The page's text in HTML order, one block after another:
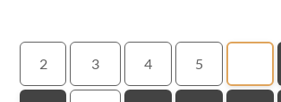
2 3 4 5